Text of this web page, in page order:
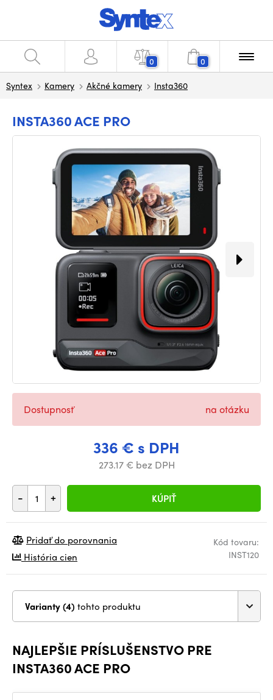
0 0
Syntex Kamery Akčné kamery Insta360
INSTA360 ACE PRO
336 € s DPH
273.17 € bez DPH
- + KÚPIŤ
Dostupnosť na otázku
Kód tovaru:
INST120
Pridať do porovnania
História cien
Varianty (4) tohto produktu
NAJLEPŠIE PRÍSLUŠENSTVO PRE
INSTA360 ACE PRO